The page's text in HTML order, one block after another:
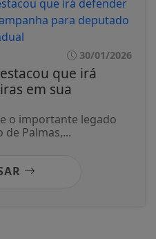
30/01/2026
que irá
em sua
o importante legado
Palmas,...